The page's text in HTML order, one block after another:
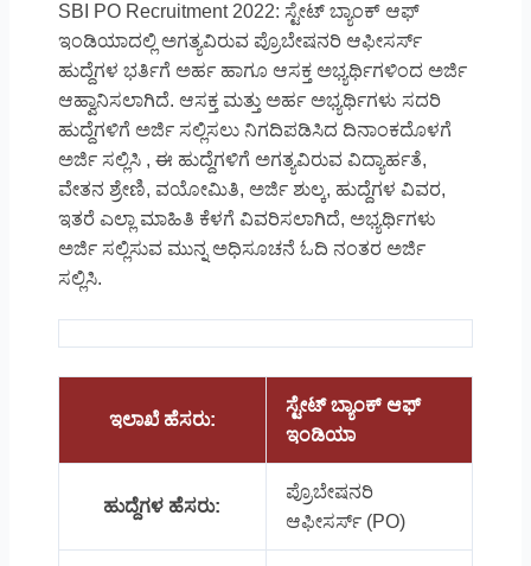
SBI PO Recruitment 2022: ಸ್ಟೇಟ್ ಬ್ಯಾಂಕ್ ಆಫ್
ಇಂಡಿಯಾದಲ್ಲಿ ಅಗತ್ಯವಿರುವ ಪ್ರೊಬೇಷನರಿ ಆಫೀಸರ್ಸ್
ಹುದ್ದೆಗಳ ಭರ್ತಿಗೆ ಅರ್ಹ ಹಾಗೂ ಆಸಕ್ತ ಅಭ್ಯರ್ಥಿಗಳಿಂದ ಅರ್ಜಿ
ಆಹ್ವಾನಿಸಲಾಗಿದೆ. ಆಸಕ್ತ ಮತ್ತು ಅರ್ಹ ಅಭ್ಯರ್ಥಿಗಳು ಸದರಿ
ಹುದ್ದೆಗಳಿಗೆ ಅರ್ಜಿ ಸಲ್ಲಿಸಲು ನಿಗದಿಪಡಿಸಿದ ದಿನಾಂಕದೊಳಗೆ
ಅರ್ಜಿ ಸಲ್ಲಿಸಿ , ಈ ಹುದ್ದೆಗಳಿಗೆ ಅಗತ್ಯವಿರುವ ವಿದ್ಯಾರ್ಹತೆ,
ವೇತನ ಶ್ರೇಣಿ, ವಯೋಮಿತಿ, ಅರ್ಜಿ ಶುಲ್ಕ, ಹುದ್ದೆಗಳ ವಿವರ,
ಇತರೆ ಎಲ್ಲಾ ಮಾಹಿತಿ ಕೆಳಗೆ ವಿವರಿಸಲಾಗಿದೆ, ಅಭ್ಯರ್ಥಿಗಳು
ಅರ್ಜಿ ಸಲ್ಲಿಸುವ ಮುನ್ನ ಅಧಿಸೂಚನೆ ಓದಿ ನಂತರ ಅರ್ಜಿ
ಸಲ್ಲಿಸಿ.
ಇಲಾಖೆ ಹೆಸರು:
ಸ್ಟೇಟ್ ಬ್ಯಾಂಕ್ ಆಫ್
ಇಂಡಿಯಾ
ಹುದ್ದೆಗಳ ಹೆಸರು:
ಪ್ರೊಬೇಷನರಿ
ಆಫೀಸರ್ಸ್ (PO)